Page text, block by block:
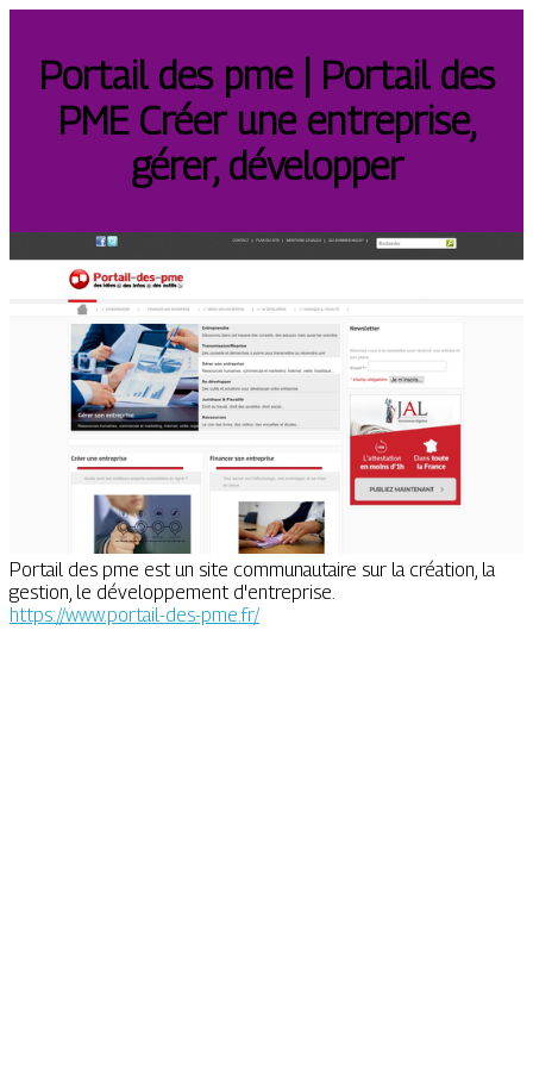
Portail des pme | Portail des
PME Créer une entreprise,
gérer, développer
Portail des pme est un site communautaire sur la création, la
gestion, le développement d'entreprise.
https://www.portail-des-pme.fr/